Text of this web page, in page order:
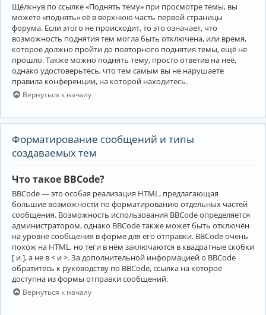
Щёлкнув по ссылке «Поднять тему» при просмотре темы, вы
можете «поднять» её в верхнюю часть первой страницы
форума. Если этого не происходит, то это означает, что
возможность поднятия тем могла быть отключена, или время,
которое должно пройти до повторного поднятия темы, ещё не
прошло. Также можно поднять тему, просто ответив на неё,
однако удостоверьтесь, что тем самым вы не нарушаете
правила конференции, на которой находитесь.
Вернуться к началу
Форматирование сообщений и типы
создаваемых тем
Что такое BBCode?
BBCode — это особая реализация HTML, предлагающая
большие возможности по форматированию отдельных частей
сообщения. Возможность использования BBCode определяется
администратором, однако BBCode также может быть отключён
на уровне сообщения в форме для его отправки. BBCode очень
похож на HTML, но теги в нём заключаются в квадратные скобки
[ и ], а не в < и >. За дополнительной информацией о BBCode
обратитесь к руководству по BBCode, ссылка на которое
доступна из формы отправки сообщений.
Вернуться к началу